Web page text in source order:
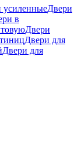
усиленныеДвери
в
Двери
Двери для
Двери для